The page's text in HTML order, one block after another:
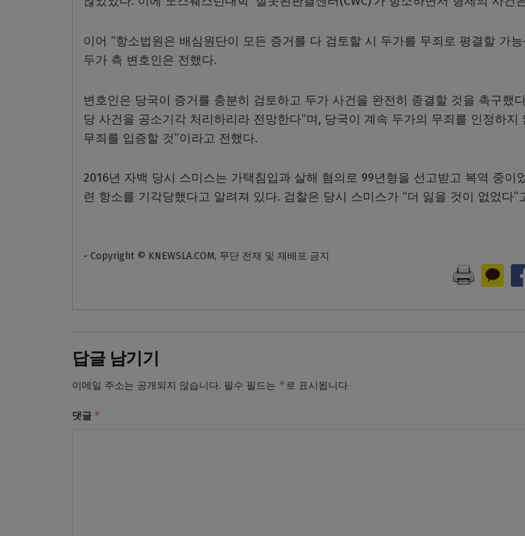
이어 “항소법원은 배심원단이 모든 증거를 다 검토할 시 두가를 무죄로 평결할 가
두가 측 변호인은 전했다.
변호인은 당국이 증거를 충분히 검토하고 두가 사건을 완전히 종결할 것을 촉구했
당 사건을 공소기각 처리하리라 전망한다”며, 당국이 계속 두가의 무죄를 인정하지
무죄를 입증할 것”이라고 전했다.
2016년 자백 당시 스미스는 가택침입과 살해 혐의로 99년형을 선고받고 복역 중이
련 항소를 기각당했다고 알려져 있다. 검찰은 당시 스미스가 “더 잃을 것이 없었다”
- Copyright © KNEWSLA.COM, 무단 전재 및 재배포 금지
답글 남기기
이메일 주소는 공개되지 않습니다. 필수 필드는 *로 표시됩니다
댓글 *